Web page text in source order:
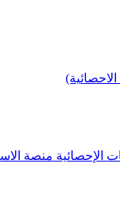
الإحصائية منصة